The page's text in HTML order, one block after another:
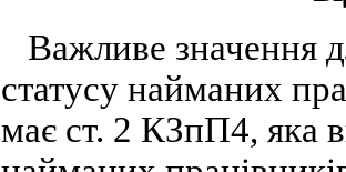
Важливе значення
статусу найманих
має ст. 2 КЗпП4, яка